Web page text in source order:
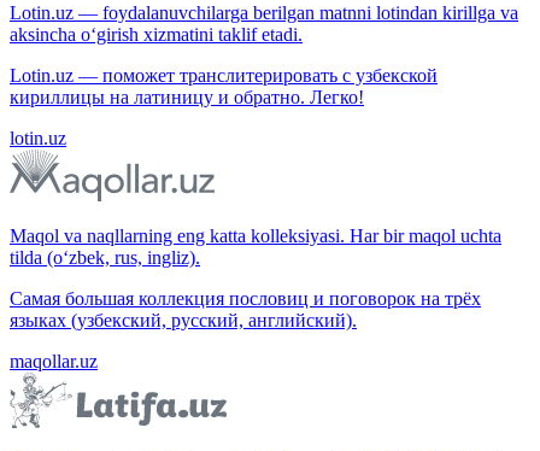
Lotin.uz — foydalanuvchilarga berilgan matnni lotindan kirillga va
aksincha o‘girish xizmatini taklif etadi.
Lotin.uz — поможет транслитерировать с узбекской
кириллицы на латиницу и обратно. Легко!
lotin.uz
Maqol va naqllarning eng katta kolleksiyasi. Har bir maqol uchta
tilda (o‘zbek, rus, ingliz).
Самая большая коллекция пословиц и поговорок на трёх
языках (узбекский, русский, английский).
maqollar.uz